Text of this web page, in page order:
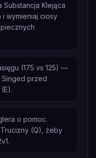
Klejąca
i wymieniaj ciosy
(175 vs 125) —
przed
o pomoc.
(Q), żeby